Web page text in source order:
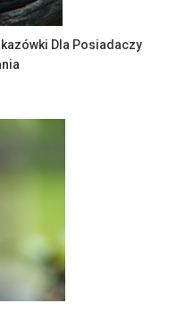
Dla Posiadaczy